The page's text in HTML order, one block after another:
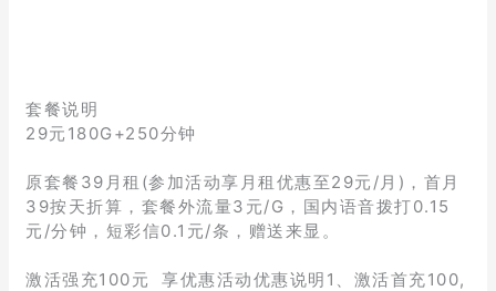
套餐说明
29元180G+250分钟
原套餐39月租(参加活动享月租优惠至29元/月)，首月
39按天折算，套餐外流量3元/G，国内语音拨打0.15
元/分钟，短彩信0.1元/条，赠送来显。
激活强充100元 享优惠活动优惠说明1、激活首充100,